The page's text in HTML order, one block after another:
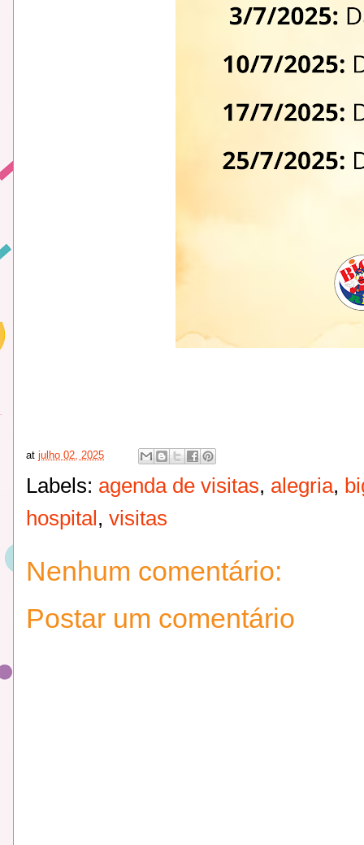
at julho 02, 2025
Labels: agenda de visitas, alegria,
hospital, visitas
Nenhum comentário:
Postar um comentário